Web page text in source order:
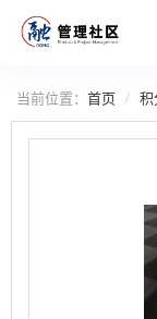
当前位置： 首页